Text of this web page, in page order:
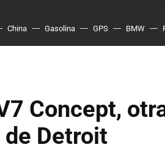
China Gasolina GPS BMW
Concept,
de Detroit